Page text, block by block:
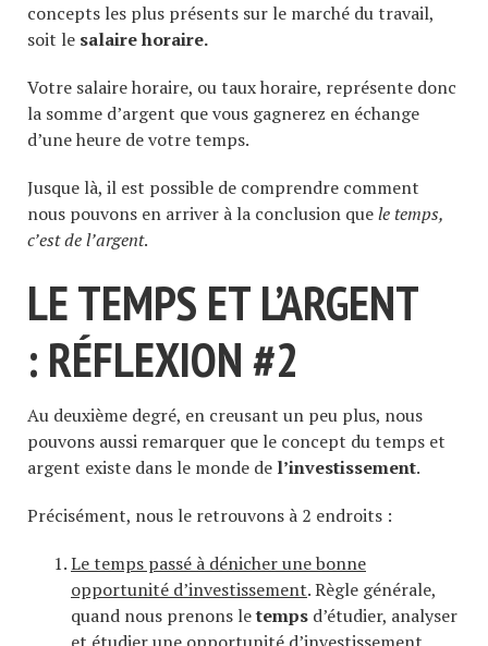
concepts les plus présents sur le marché du travail,
soit le salaire horaire.
Votre salaire horaire, ou taux horaire, représente donc
la somme d’argent que vous gagnerez en échange
d’une heure de votre temps.
Jusque là, il est possible de comprendre comment
nous pouvons en arriver à la conclusion quele temps,
c’est de l’argent.
LE TEMPS ET L’ARGENT
: RÉFLEXION #2
Au deuxième degré, en creusant un peu plus, nous
pouvons aussi remarquer que le concept du temps et
argent existe dans le monde de l’investissement.
Précisément, nous le retrouvons à 2 endroits :
Le temps passé à dénicher une bonne
opportunité d’investissement. Règle générale,
quand nous prenons letemps d’étudier, analyser
et étudier une opportunité d’investissement,